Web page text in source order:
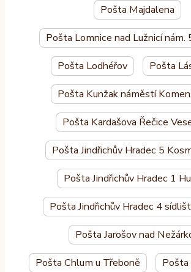
Pošta Majdalena
Pošta Lomnice nad Lužnicí nám.
Pošta Lodhéřov Pošta
Pošta Kunžak náměstí
Pošta Kardašova Řečice
Pošta Jindřichův Hradec 5
Pošta Jindřichův Hradec 1
Pošta Jindřichův Hradec 4
Pošta Jarošov nad
Pošta Chlum u Třeboně Pošta